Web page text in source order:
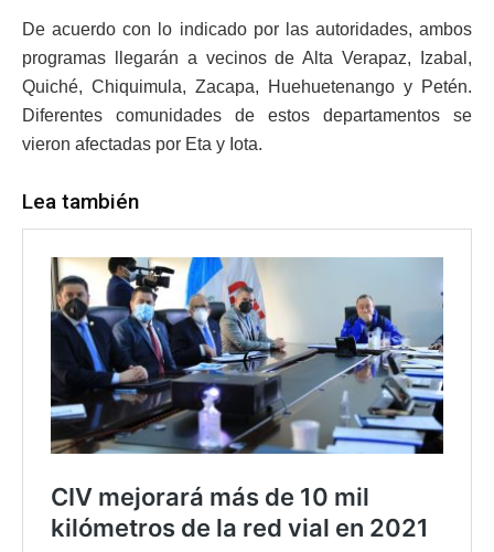
De acuerdo con lo indicado por las autoridades, ambos
programas llegarán a vecinos de Alta Verapaz, Izabal,
Quiché, Chiquimula, Zacapa, Huehuetenango y Petén.
Diferentes comunidades de estos departamentos se
vieron afectadas por Eta y Iota.
Lea también